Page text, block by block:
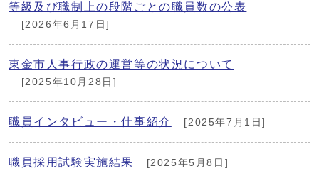
等級及び職制上の段階ごとの職員数の公表
[2026年6月17日]
東金市人事行政の運営等の状況について
[2025年10月28日]
職員インタビュー・仕事紹介 [2025年7月1日]
職員採用試験実施結果 [2025年5月8日]